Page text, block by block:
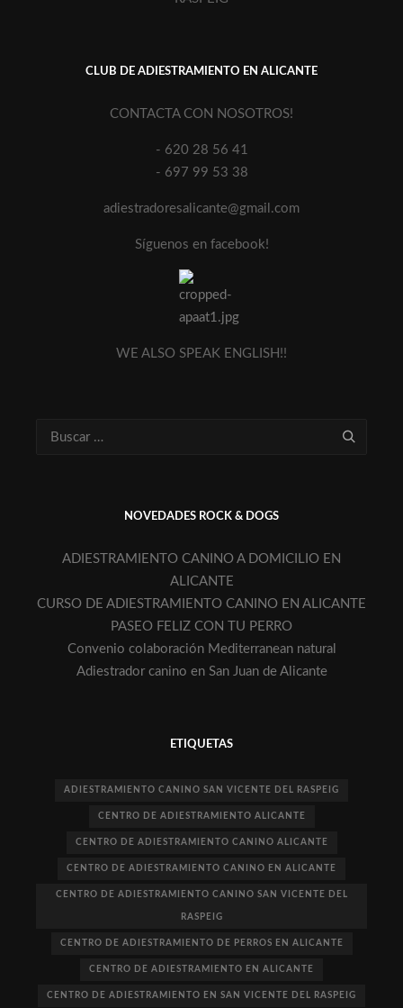
CLUB DE ADIESTRAMIENTO EN ALICANTE
CONTACTA CON NOSOTROS!
- 620 28 56 41
- 697 99 53 38
adiestradoresalicante@gmail.com
Síguenos en facebook!
WE ALSO SPEAK ENGLISH!!
NOVEDADES ROCK & DOGS
ADIESTRAMIENTO CANINO A DOMICILIO EN
ALICANTE
CURSO DE ADIESTRAMIENTO CANINO EN ALICANTE
PASEO FELIZ CON TU PERRO
Convenio colaboración Mediterranean natural
Adiestrador canino en San Juan de Alicante
ETIQUETAS
ADIESTRAMIENTO CANINO SAN VICENTE DEL RASPEIG
CENTRO DE ADIESTRAMIENTO ALICANTE
CENTRO DE ADIESTRAMIENTO CANINO ALICANTE
CENTRO DE ADIESTRAMIENTO CANINO EN ALICANTE
CENTRO DE ADIESTRAMIENTO CANINO SAN VICENTE DEL
RASPEIG
CENTRO DE ADIESTRAMIENTO DE PERROS EN ALICANTE
CENTRO DE ADIESTRAMIENTO EN ALICANTE
CENTRO DE ADIESTRAMIENTO EN SAN VICENTE DEL RASPEIG